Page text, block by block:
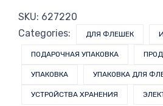
SKU: 627220
Categories:
ДЛЯ ФЛЕШЕК
ПОДАРОЧНАЯ УПАКОВКА
УПАКОВКА УПАКОВКА ДЛЯ
УСТРОЙСТВА ХРАНЕНИЯ